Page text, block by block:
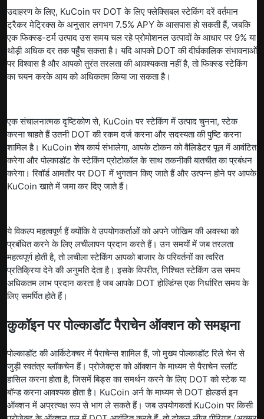
उदाहरण के लिए, KuCoin पर DOT के लिए फ्लेक्सिबल स्टेकिंग दरें वर्तमान
ट्रैकर मेट्रिक्स के अनुसार लगभग 7.5% APY के आसपास हो सकती हैं, जबकि
एक फिक्स्ड-टर्म उत्पाद उस समय चल रहे प्रोमोशनल उत्पादों के आधार पर 9% या
थोड़ी अधिक दर तक पहुँच सकता है। यदि आपको DOT की दीर्घकालिक संभावनाओं
पर विश्वास है और आपको तुरंत तरलता की आवश्यकता नहीं है, तो फिक्स्ड स्टेकिंग
का चयन करके आय को अधिकतम किया जा सकता है।
एक संचालनात्मक दृष्टिकोण से, KuCoin पर स्टेकिंग में उत्पाद चुनना, स्टेक
करना चाहते हैं उतनी DOT की रकम दर्ज करना और सदस्यता की पुष्टि करना
शामिल है। KuCoin शेष कार्य संभालेगा, आपके टोकन को वैलिडेटर पूल में आवंटित
करेगा और पोल्काडॉट के स्टेकिंग प्रोटोकॉल के साथ तकनीकी बातचीत का प्रबंधन
करेगा। रिवॉर्ड आमतौर पर DOT में भुगतान किए जाते हैं और उत्पन्न होने पर आपके
KuCoin खाते में जमा कर दिए जाते हैं।
ये विकल्प महत्वपूर्ण हैं क्योंकि वे उपयोगकर्ताओं को अपने जोखिम की अवस्था को
प्रबंधित करने के लिए लचीलापन प्रदान करते हैं। उन समयों में जब तरलता
महत्वपूर्ण होती है, तो लचीला स्टेकिंग आपको बाजार के परिवर्तनों का त्वरित
प्रतिक्रिया देने की अनुमति देता है। इसके विपरीत, निश्चित स्टेकिंग उस समय
अधिकतम लाभ प्रदान करता है जब आपके DOT होल्डिंग्स एक निर्धारित समय के
लिए समर्पित होते हैं।
कुकॉइन पर पोल्काडॉट पैराचेन ऑक्शन को समझना
पोल्काडॉट की आर्किटेक्चर में पैराचेन्स शामिल हैं, जो मुख्य पोल्काडॉट रिले चेन से
जुड़ी स्वतंत्र ब्लॉकचेन हैं। प्रोजेक्ट्स को ऑक्शन के माध्यम से पैराचेन स्लॉट
हासिल करना होता है, जिसमें बिड्स का समर्थन करने के लिए DOT को स्टेक या
बॉन्ड करना आवश्यक होता है। KuCoin अर्न के माध्यम से DOT होल्डर्स इन
ऑक्शन में अप्रत्यक्ष रूप से भाग ले सकते हैं। जब उपयोगकर्ता KuCoin पर किसी